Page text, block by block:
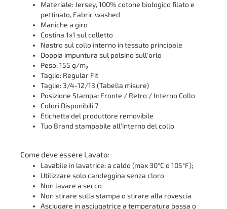
Materiale: Jersey, 100% cotone biologico filato e
pettinato, Fabric washed
Maniche a giro
Costina 1x1 sul colletto
Nastro sul collo interno in tessuto principale
Doppia impuntura sul polsino sull'orlo
Peso: 155 g/m²
Taglio: Regular Fit
Taglie: 3/4-12/13 (Tabella misure)
Posizione Stampa: Fronte / Retro / Interno Collo
Colori Disponibili 7
Etichetta del produttore removibile
Tuo Brand stampabile all'interno del collo
Come deve essere Lavato:
Lavabile in lavatrice: a caldo (max 30°C o 105°F);
Utilizzare solo candeggina senza cloro
Non lavare a secco
Non stirare sulla stampa o stirare alla rovescia
Asciugare in asciugatrice a temperatura bassa o